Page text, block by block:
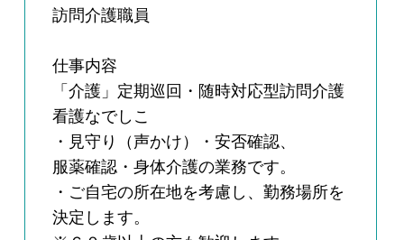
訪問介護職員
仕事内容
「介護」定期巡回・随時対応型訪問介護
看護なでしこ
・見守り（声かけ）・安否確認、
服薬確認・身体介護の業務です。
・ご自宅の所在地を考慮し、勤務場所を
決定します。